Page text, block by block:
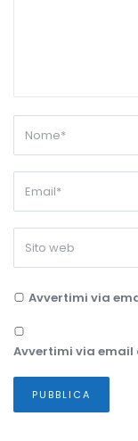
Avvertimi via
Avvertimi via